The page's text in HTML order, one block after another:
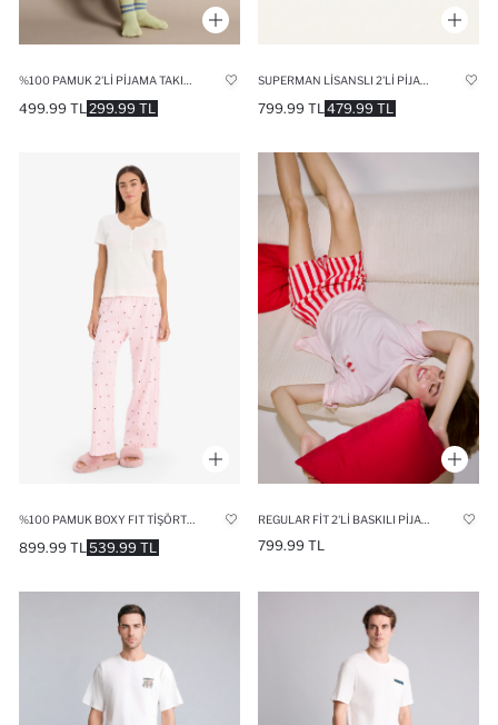
299.99 TL
499.99 TL 479.99 TL
799.99 TL
%100 PAMUK BOXY FIT TIŞÖRT ŞORT 2'LI TAKIM
539.99 TL
899.99 TL
REGULAR FIT 2'LI BASKILI PIJAMA TAKIMI
799.99 TL